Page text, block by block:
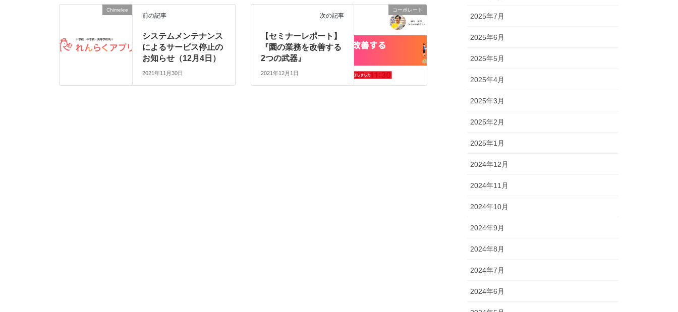
Chimelee
前の記事
システムメンテナンス
によるサービス停止の
お知らせ（12月4日）
2021年11月30日
コーポレート
次の記事
【セミナーレポート】
『園の業務を改善する
2つの武器』
2021年12月1日
2025年7月
2025年6月
2025年5月
2025年4月
2025年3月
2025年2月
2025年1月
2024年12月
2024年11月
2024年10月
2024年9月
2024年8月
2024年7月
2024年6月